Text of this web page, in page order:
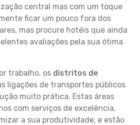
central mas com um toque
ficar um pouco fora dos
mas procure hotéis que ainda
avaliações pela sua ótima
trabalho, os distritos de
ligações de transportes públicos
muito prática. Estas áreas
com serviços de excelência,
a sua produtividade, e estão